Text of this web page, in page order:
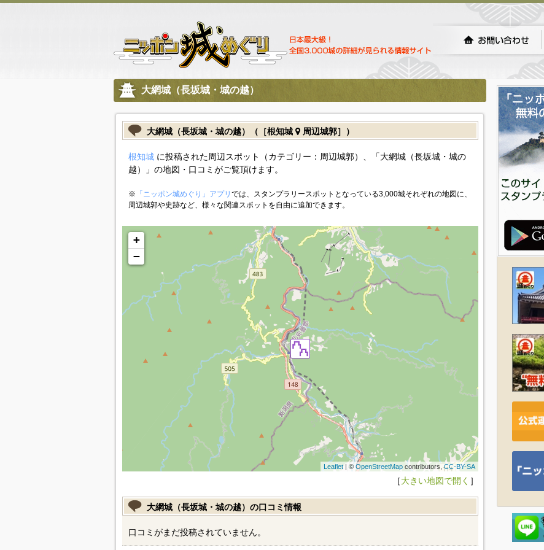
大網城（長坂城・城の越）
大網城（長坂城・城の越）（［根知城 周辺城郭］）
根知城に投稿された周辺スポット（カテゴリー：周辺城郭）、「大網城（長坂城・城の
越）」の地図・口コミがご覧頂けます。
※ 「ニッポン城めぐり」アプリ では、スタンプラリースポットとなっている3,000城それぞれの地図に、
周辺城郭や史跡など、様々な関連スポットを自由に追加できます。
+
−
Leaflet| © OpenStreetMapcontributors,CC-BY-SA
［大きい地図で開く ］
大網城（長坂城・城の越）の口コミ情報
口コミがまだ投稿されていません。